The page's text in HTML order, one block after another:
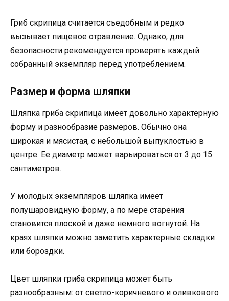
Гриб скрипица считается съедобным и редко
вызывает пищевое отравление. Однако, для
безопасности рекомендуется проверять каждый
собранный экземпляр перед употреблением.
Размер и форма шляпки
Шляпка гриба скрипица имеет довольно характерную
форму и разнообразие размеров. Обычно она
широкая и мясистая, с небольшой выпуклостью в
центре. Ее диаметр может варьироваться от 3 до 15
сантиметров.
У молодых экземпляров шляпка имеет
полушаровидную форму, а по мере старения
становится плоской и даже немного вогнутой. На
краях шляпки можно заметить характерные складки
или бороздки.
Цвет шляпки гриба скрипица может быть
разнообразным: от светло-коричневого и оливкового